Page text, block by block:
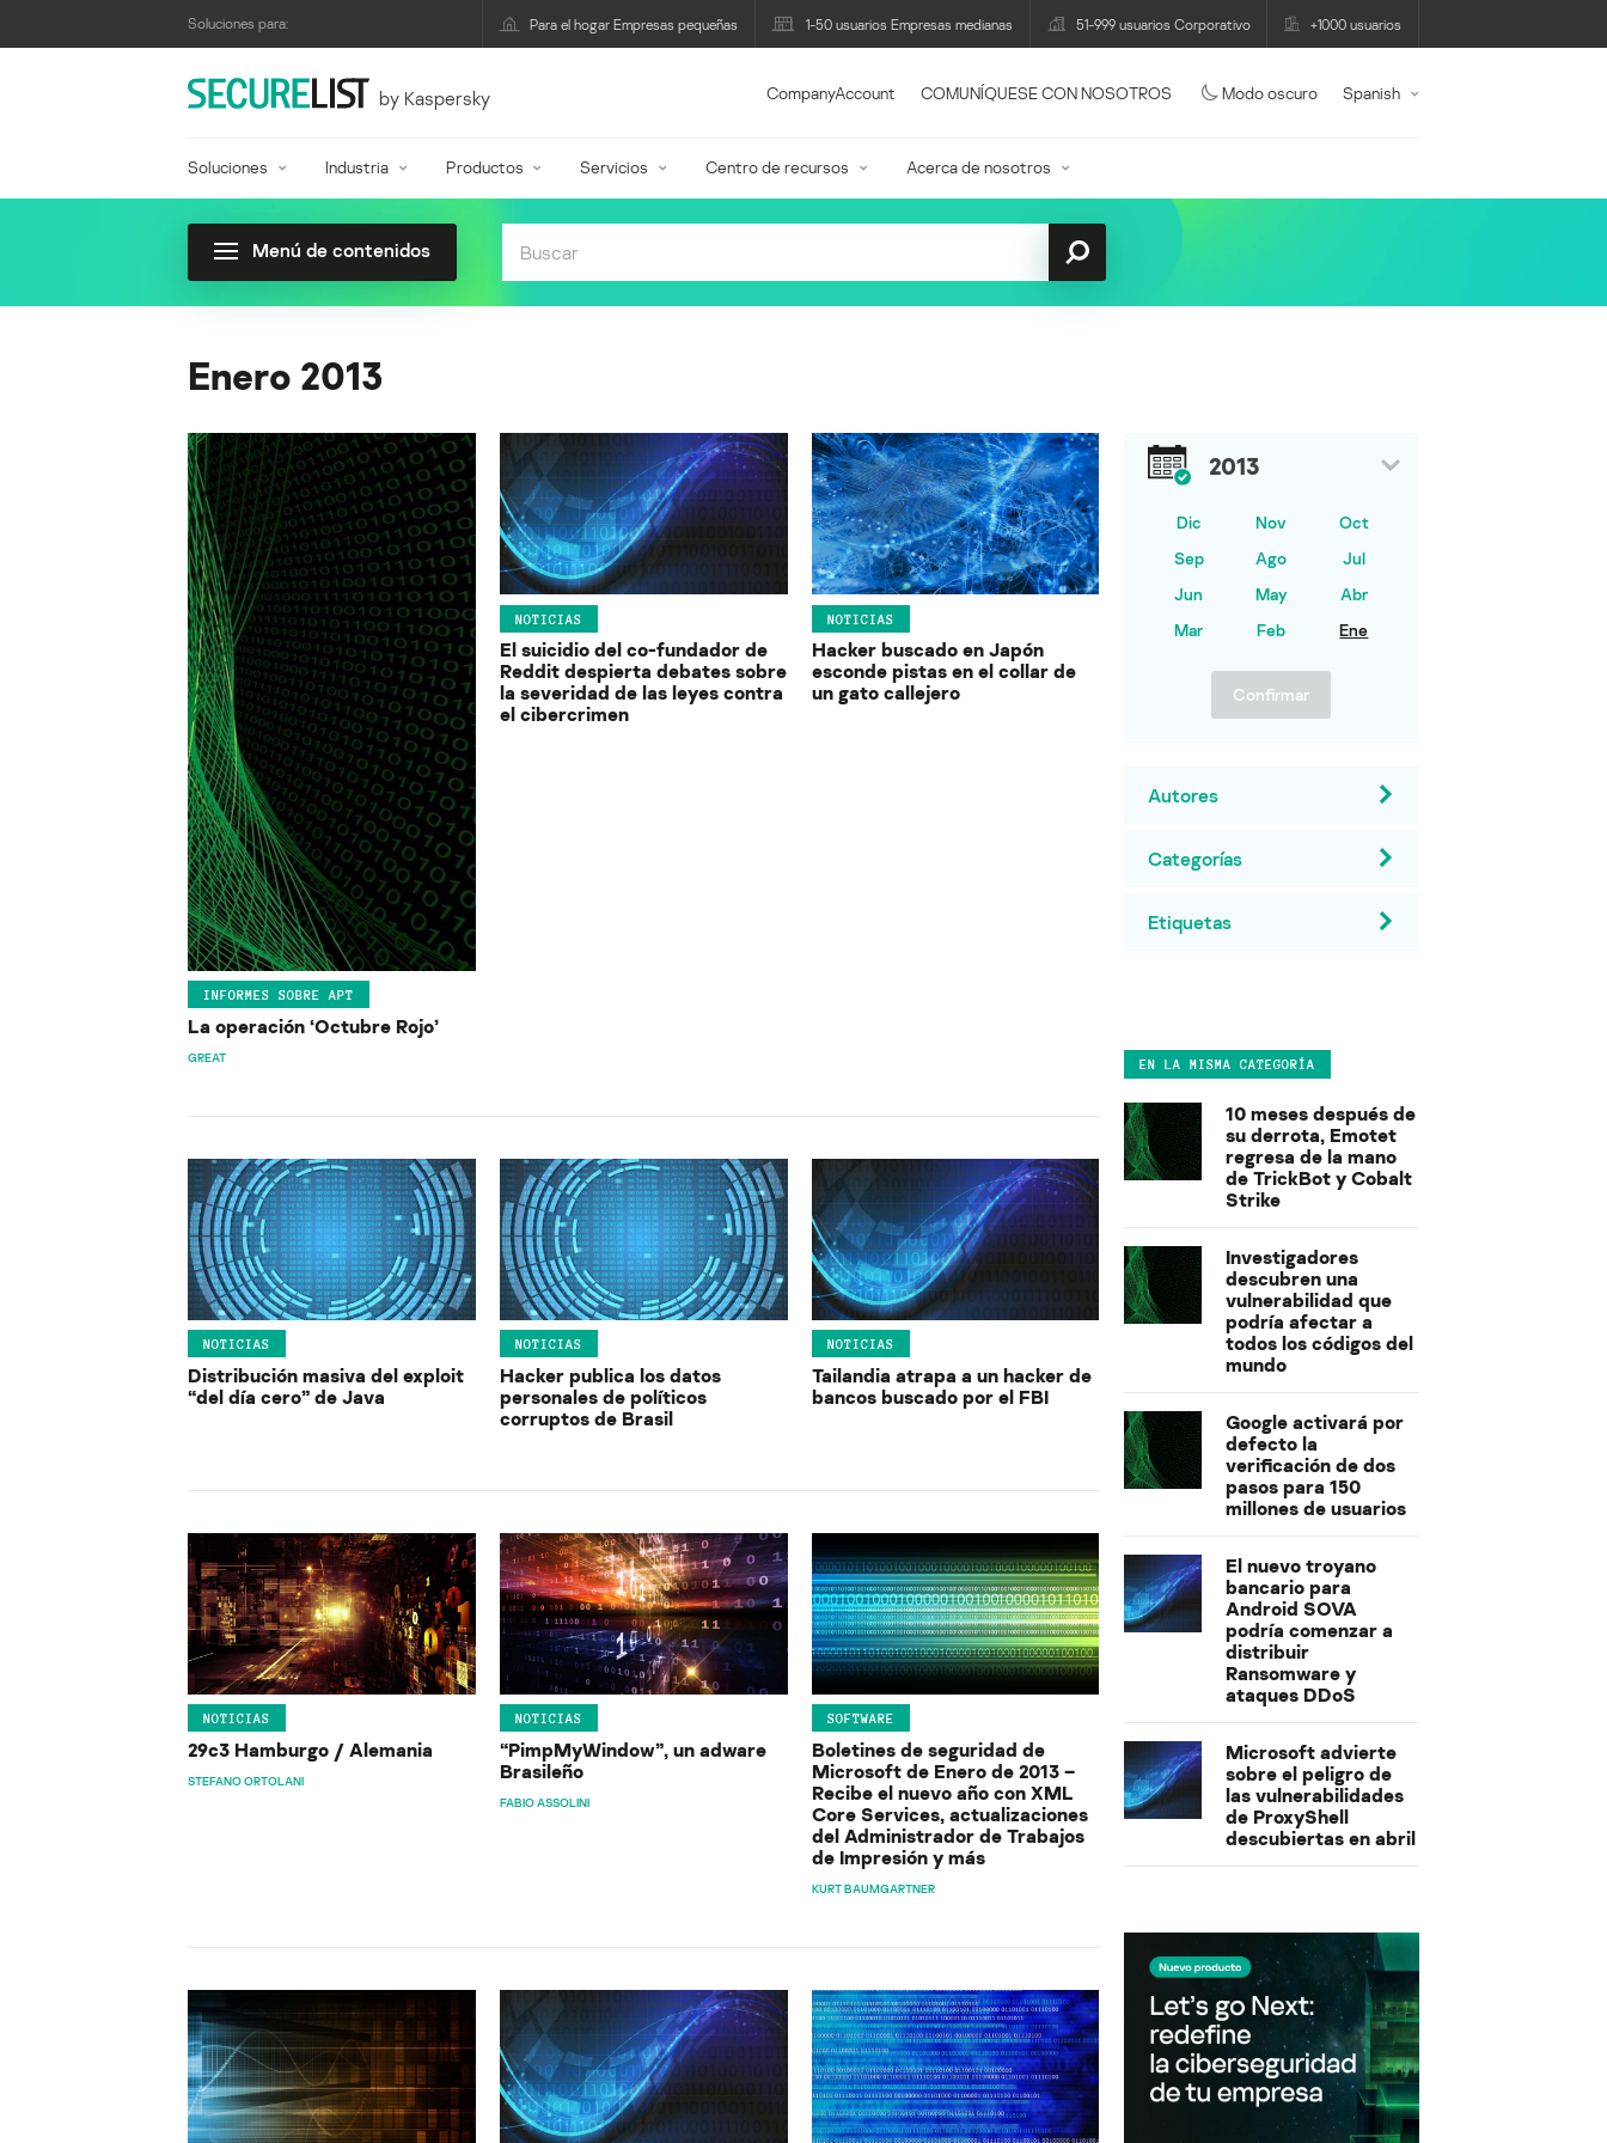
Soluciones para: Para el hogar Empresas pequeñas 1-50 usuarios Empresas medianas 51-999 usuarios Corporativo +1000 usuarios
by Kaspersky CompanyAccount COMUNÍQUESE CON NOSOTROS Modo oscuro Spanish
Soluciones Industria Productos Servicios Centro de recursos Acerca de nosotros
Menú de contenidos
Enero 2013
INFORMES SOBRE APT
La operación ‘Octubre Rojo’
GREAT
NOTICIAS
El suicidio del co-fundador de
Reddit despierta debates sobre
la severidad de las leyes contra
el cibercrimen
NOTICIAS
Hacker buscado en Japón
esconde pistas en el collar de
un gato callejero
NOTICIAS
Distribución masiva del exploit
“del día cero” de Java
NOTICIAS
Hacker publica los datos
personales de políticos
corruptos de Brasil
NOTICIAS
Tailandia atrapa a un hacker de
bancos buscado por el FBI
NOTICIAS
29c3 Hamburgo / Alemania
STEFANO ORTOLANI
NOTICIAS
“PimpMyWindow”, un adware
Brasileño
FABIO ASSOLINI
SOFTWARE
Boletines de seguridad de
Microsoft de Enero de 2013 –
Recibe el nuevo año con XML
Core Services, actualizaciones
del Administrador de Trabajos
de Impresión y más
KURT BAUMGARTNER
2013
Dic Nov
Oct
Sep
Ago
Jul
Jun
May
Abr
Mar
Feb Ene
Confirmar
Autores
Categorías
Etiquetas
EN LA MISMA CATEGORÍA
10 meses después de
su derrota, Emotet
regresa de la mano
de TrickBot y Cobalt
Strike
Investigadores
descubren una
vulnerabilidad que
podría afectar a
todos los códigos del
mundo
Google activará por
defecto la
verificación de dos
pasos para 150
millones de usuarios
El nuevo troyano
bancario para
Android SOVA
podría comenzar a
distribuir
Ransomware y
ataques DDoS
Microsoft advierte
sobre el peligro de
las vulnerabilidades
de ProxyShell
descubiertas en abril